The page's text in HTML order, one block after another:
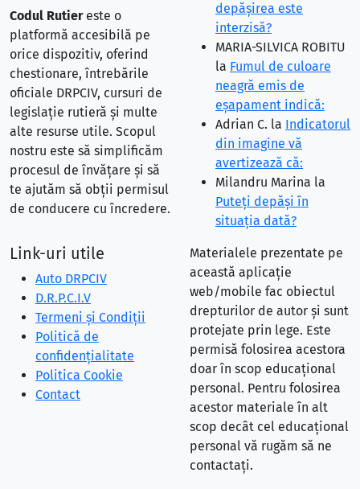
Codul Rutiereste o
platformă accesibilă pe
orice dispozitiv, oferind
chestionare, întrebările
oficiale DRPCIV, cursuri de
legislație rutieră și multe
alte resurse utile. Scopul
nostru este să simplificăm
procesul de învățare și să
te ajutăm să obții permisul
de conducere cu încredere.
depăşirea este
interzisă?
MARIA-SILVICA ROBITU
la Fumul de culoare
neagră emis de
eşapament indică:
Adrian C. la Indicatorul
din imagine vă
avertizează că:
Milandru Marina la
Puteţi depăşi în
situaţia dată?
Link-uri utile
Auto DRPCIV
D.R.P.C.I.V
Termeni și Condiții
Politică de
confidențialitate
Politica Cookie
Contact
Materialele prezentate pe
această aplicație
web/mobile fac obiectul
drepturilor de autor și sunt
protejate prin lege. Este
permisă folosirea acestora
doar în scop educațional
personal. Pentru folosirea
acestor materiale în alt
scop decât cel educațional
personal vă rugăm să ne
contactați.